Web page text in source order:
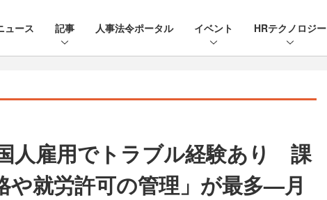
ュース 記事 人事法令ポータル イベント HRテクノロジー
人雇用でトラブル経験あり 課
や就労許可の管理」が最多—月